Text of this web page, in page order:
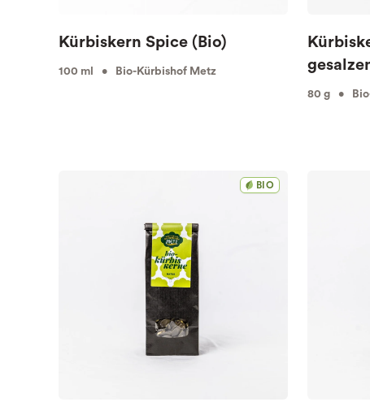
Kürbiskern Spice (Bio)
100 ml • Bio-Kürbishof Metz
80 g •
BIO